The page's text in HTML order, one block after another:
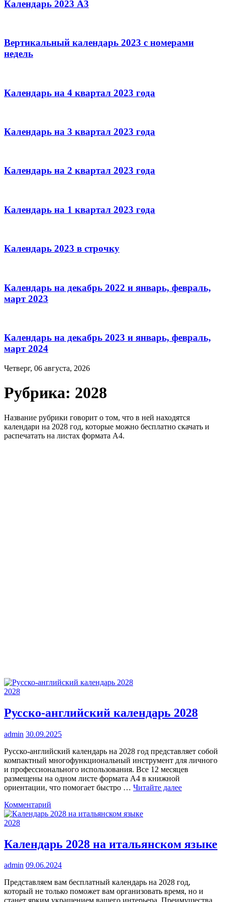
Календарь 2023 А3
Вертикальный календарь 2023 с номерами
недель
Календарь на 4 квартал 2023 года
Календарь на 3 квартал 2023 года
Календарь на 2 квартал 2023 года
Календарь на 1 квартал 2023 года
Календарь 2023 в строчку
Календарь на декабрь 2022 и январь, февраль,
март 2023
Календарь на декабрь 2023 и январь, февраль,
март 2024
Четверг, 06 августа, 2026
Рубрика: 2028
Название рубрики говорит о том, что в ней находятся
календари на 2028 год, которые можно бесплатно скачать и
распечатать на листах формата А4.
2028
Русско-английский календарь 2028
admin 30.09.2025
Русско-английский календарь на 2028 год представляет собой
компактный многофункциональный инструмент для личного
и профессионального использования. Все 12 месяцев
размещены на одном листе формата A4 в книжной
ориентации, что помогает быстро … Читайте далее
Комментарий
Русско-
2028
2028
Календарь 2028 на итальянском языке
admin 09.06.2024
Представляем вам бесплатный календарь на 2028 год,
который не только поможет вам организовать время, но и